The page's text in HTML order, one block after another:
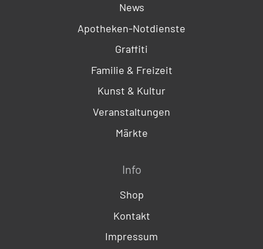
News
Apotheken-Notdienste
Graffiti
Familie & Freizeit
Kunst & Kultur
Veranstaltungen
Märkte
Info
Shop
Kontakt
Impressum